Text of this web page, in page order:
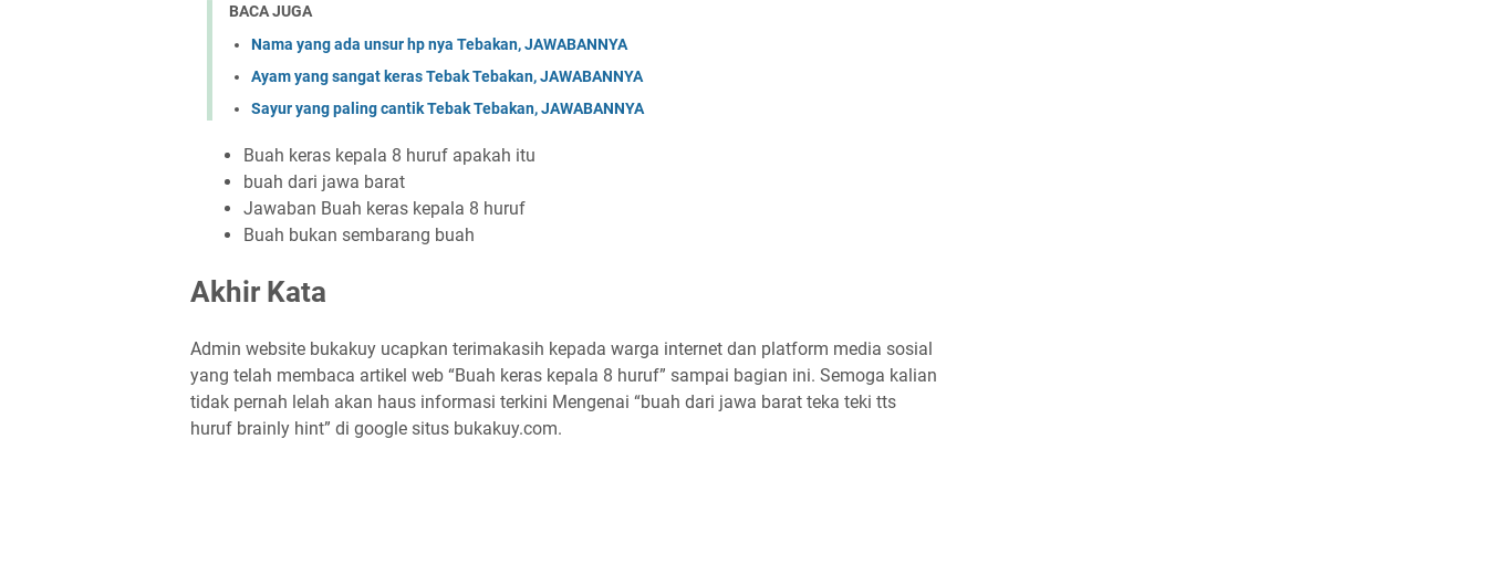
BACA JUGA
Nama yang ada unsur hp nya Tebakan, JAWABANNYA
Ayam yang sangat keras Tebak Tebakan, JAWABANNYA
Sayur yang paling cantik Tebak Tebakan, JAWABANNYA
Buah keras kepala 8 huruf apakah itu
buah dari jawa barat
Jawaban Buah keras kepala 8 huruf
Buah bukan sembarang buah
Akhir Kata
Admin website bukakuy ucapkan terimakasih kepada warga internet dan platform media sosial
yang telah membaca artikel web “Buah keras kepala 8 huruf” sampai bagian ini. Semoga kalian
tidak pernah lelah akan haus informasi terkini Mengenai “buah dari jawa barat teka teki tts
huruf brainly hint” di google situs bukakuy.com.